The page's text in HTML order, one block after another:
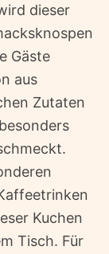
dieser
Gäste
aus
Zutaten
Kuchen
Tisch. Für